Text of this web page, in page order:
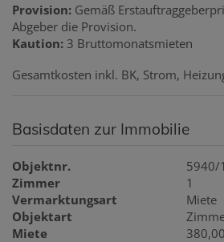
Provision: Gemäß
Abgeber die Provision.
Kaution: 3 Bruttomonatsmieten
Gesamtkosten inkl. BK, Strom,
Basisdaten zur Immobilie
Objektnr.
5940/
Zimmer
1
Vermarktungsart
Miete
Objektart
Miete